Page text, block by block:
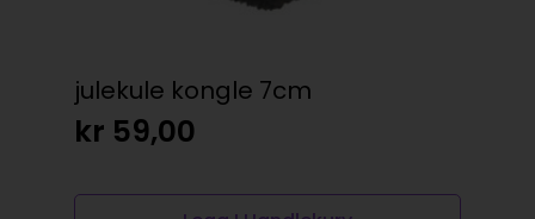
julekule kongle 7cm
kr 59,00